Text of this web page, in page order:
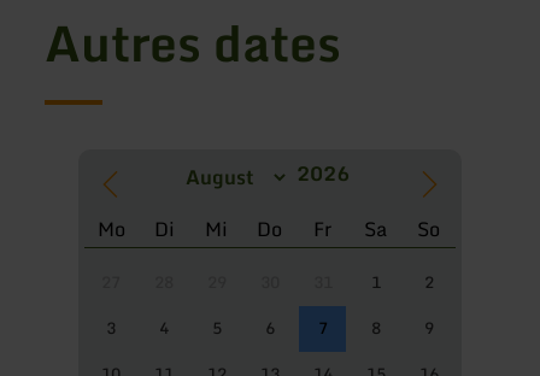
Autres dates
Mo Di Mi Do Fr Sa So
1
2
3
4 5 6 7 8
9